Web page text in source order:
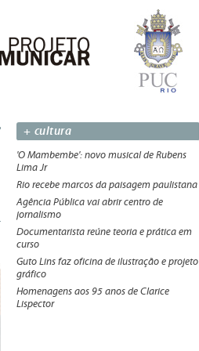
+ cultura
'O Mambembe': novo musical de Rubens
Lima Jr
Rio recebe marcos da paisagem paulistana
Agência Pública vai abrir centro de
jornalismo
Documentarista reúne teoria e prática em
curso
Guto Lins faz oficina de ilustração e projeto
gráfico
Homenagens aos 95 anos de Clarice
Lispector